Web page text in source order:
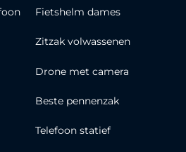
Fietshelm dames
Zitzak volwassenen
Drone met camera
Beste pennenzak
Telefoon statief